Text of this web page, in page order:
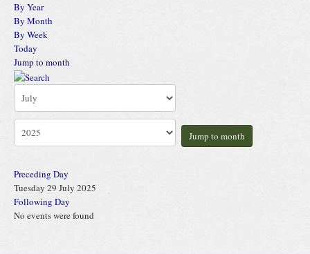
By Year
By Month
By Week
Today
Jump to month
Jump to month
Preceding Day
Tuesday 29 July 2025
Following Day
No events were found